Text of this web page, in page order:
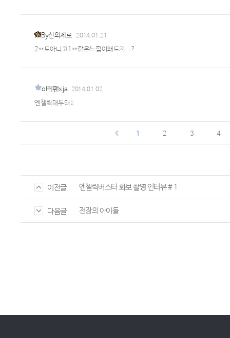
By신의제로 2014.01.21
2**도아니고1**같은느낌이왜드지...?
ol귀팬xja 2014.01.02
엔젤릭대두터;;
1 2 3 4
이전글 엔젤릭버스터 화보 촬영 인터뷰 # 1
다음글 전장의 아이돌